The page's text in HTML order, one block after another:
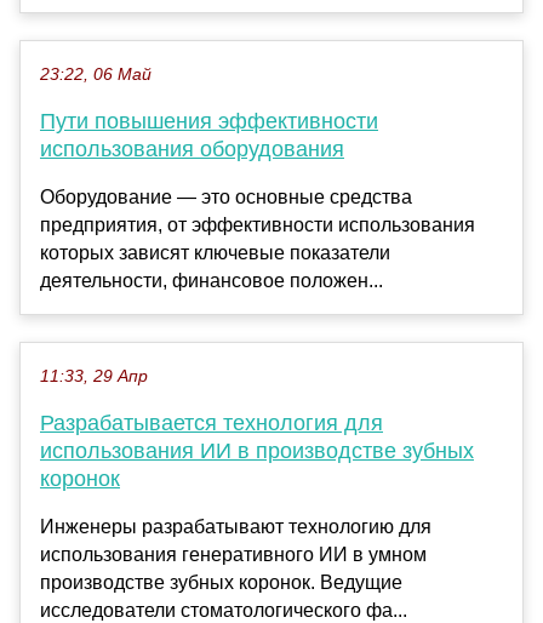
23:22, 06 Май
Пути повышения эффективности
использования оборудования
Оборудование — это основные средства
предприятия, от эффективности использования
которых зависят ключевые показатели
деятельности, финансовое положен...
11:33, 29 Апр
Разрабатывается технология для
использования ИИ в производстве зубных
коронок
Инженеры разрабатывают технологию для
использования генеративного ИИ в умном
производстве зубных коронок. Ведущие
исследователи стоматологического фа...